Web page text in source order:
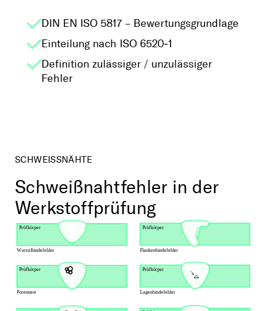
DIN EN ISO 5817 – Bewertungsgrundlage
Einteilung nach ISO 6520‑1
Definition zulässiger / unzulässiger
Fehler
SCHWEISSNÄHTE
Schweißnahtfehler in der
Werkstoffprüfung